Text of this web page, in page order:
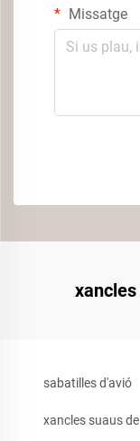
Missatge
sabatilles d'avió
xancles suaus